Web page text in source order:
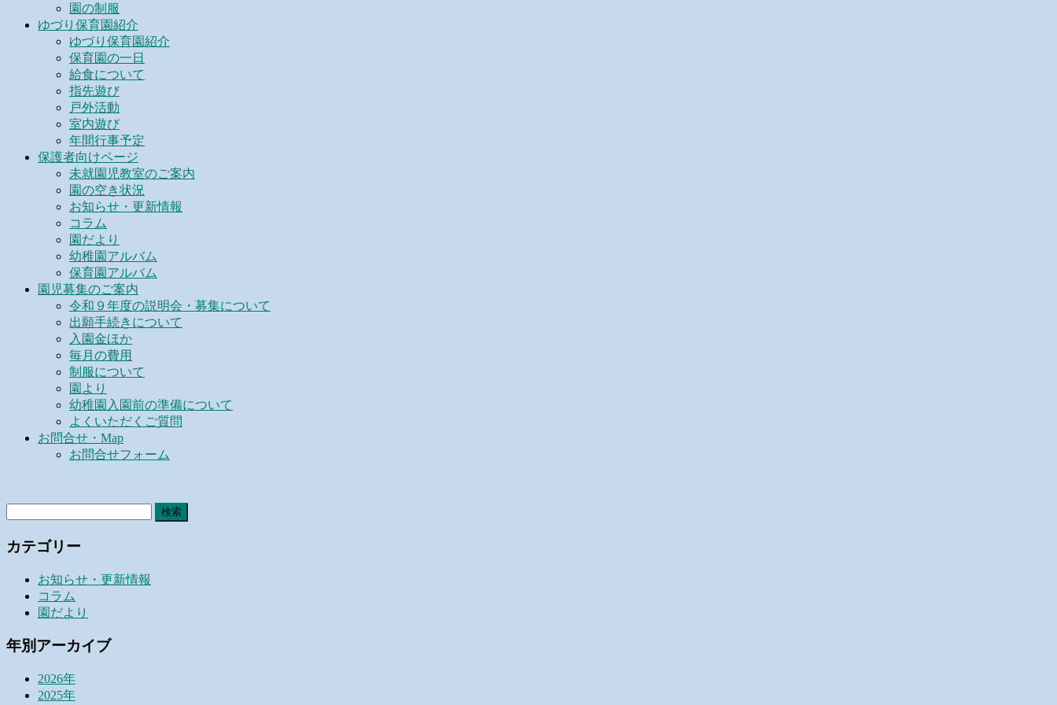
園の制服
ゆづり保育園紹介
ゆづり保育園紹介
保育園の一日
給食について
指先遊び
戸外活動
室内遊び
年間行事予定
保護者向けページ
未就園児教室のご案内
園の空き状況
お知らせ・更新情報
コラム
園だより
幼稚園アルバム
保育園アルバム
園児募集のご案内
令和９年度の説明会・募集について
出願手続きについて
入園金ほか
毎月の費用
制服について
園より
幼稚園入園前の準備について
よくいただくご質問
お問合せ・Map
お問合せフォーム
カテゴリー
お知らせ・更新情報
コラム
園だより
年別アーカイブ
2026年
2025年